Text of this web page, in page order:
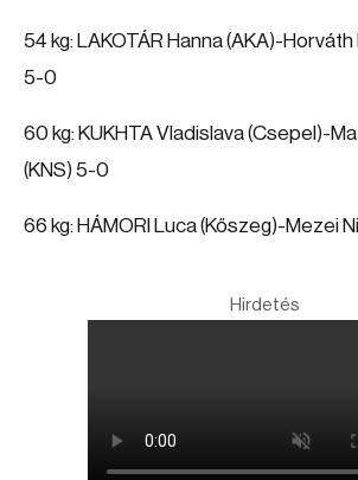
54 kg: LAKOTÁR Hanna (AKA)-
5-0
60 kg: KUKHTA Vladislava (Csepel)-
(KNS) 5-0
66 kg: HÁMORI Luca (Kőszeg)-Mezei
Hirdetés